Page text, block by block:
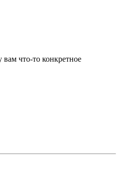
что-то конкретное